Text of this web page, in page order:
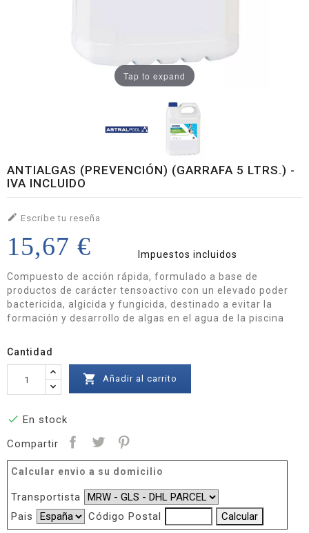
Tap to expand
ANTIALGAS (PREVENCIÓN) (GARRAFA 5 LTRS.) -
IVA INCLUIDO
 Escribe tu reseña
15,67 €
Impuestos incluidos
Compuesto de acción rápida, formulado a base de
productos de carácter tensoactivo con un elevado poder
bactericida, algicida y fungicida, destinado a evitar la
formación y desarrollo de algas en el agua de la piscina
Cantidad
 Añadir al carrito
 En stock
Compartir
Calcular envio a su domicilio
Transportista
Pais
Código Postal